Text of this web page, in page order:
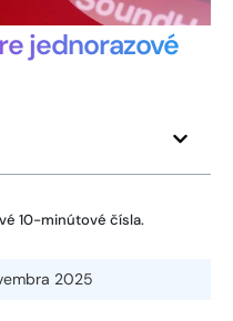
jednorazové
10-minútové čísla.
2025